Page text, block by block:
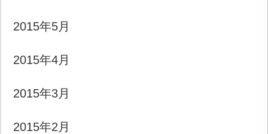
2015年5月
2015年4月
2015年3月
2015年2月